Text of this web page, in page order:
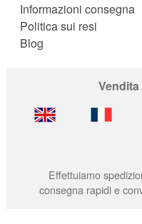
Informazioni consegna
Politica sui resi
Blog
Effettuiamo
consegna rapidi e